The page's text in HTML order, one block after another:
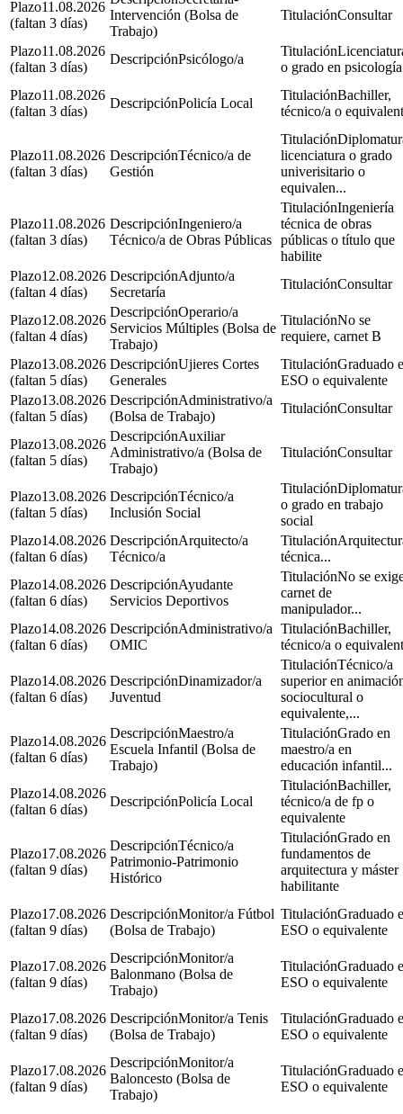
11.08.2026
(faltan 3 días)
Intervención (Bolsa de
Trabajo)
Consultar
11.08.2026
(faltan 3 días)
Psicólogo/a
o grado en psicología
11.08.2026
(faltan 3 días)
Policía Local
Bachiller,
técnico/a o
11.08.2026
(faltan 3 días)
Técnico/a de
Gestión
licenciatura o grado
univerisitario o
equivalen...
11.08.2026
(faltan 3 días)
Ingeniero/a
Técnico/a de Obras Públicas
Ingeniería
técnica de obras
públicas o título que
habilite
12.08.2026
(faltan 4 días)
Adjunto/a
Secretaría
Consultar
12.08.2026
(faltan 4 días)
Operario/a
Servicios Múltiples (Bolsa de
Trabajo)
No se
requiere, carnet B
13.08.2026
(faltan 5 días)
Ujieres Cortes
Generales
Graduado
ESO o equivalente
13.08.2026
(faltan 5 días)
Administrativo/a
(Bolsa de Trabajo)
Consultar
13.08.2026
(faltan 5 días)
Auxiliar
Administrativo/a (Bolsa de
Trabajo)
Consultar
13.08.2026
(faltan 5 días)
Técnico/a
Inclusión Social
o grado en trabajo
social
14.08.2026
(faltan 6 días)
Arquitecto/a
Técnico/a
técnica...
14.08.2026
(faltan 6 días)
Ayudante
Servicios Deportivos
No se
carnet de
manipulador...
14.08.2026
(faltan 6 días)
Administrativo/a
OMIC
Bachiller,
técnico/a o
14.08.2026
(faltan 6 días)
Dinamizador/a
Juventud
Técnico/a
superior en
sociocultural o
equivalente,...
14.08.2026
(faltan 6 días)
Maestro/a
Escuela Infantil (Bolsa de
Trabajo)
Grado en
maestro/a en
educación infantil...
14.08.2026
(faltan 6 días)
Policía Local
Bachiller,
técnico/a de fp o
equivalente
17.08.2026
(faltan 9 días)
Técnico/a
Patrimonio-Patrimonio
Histórico
Grado en
fundamentos de
arquitectura y máster
habilitante
17.08.2026
(faltan 9 días)
Monitor/a Fútbol
(Bolsa de Trabajo)
Graduado
ESO o equivalente
17.08.2026
(faltan 9 días)
Monitor/a
Balonmano (Bolsa de
Trabajo)
Graduado
ESO o equivalente
17.08.2026
(faltan 9 días)
Monitor/a Tenis
(Bolsa de Trabajo)
Graduado
ESO o equivalente
17.08.2026
(faltan 9 días)
Monitor/a
Baloncesto (Bolsa de
Trabajo)
Graduado
ESO o equivalente